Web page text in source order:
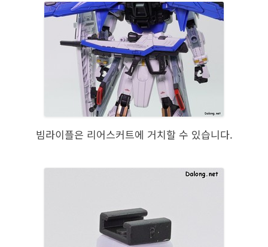
빔라이플은 리어스커트에 거치할 수 있습니다.